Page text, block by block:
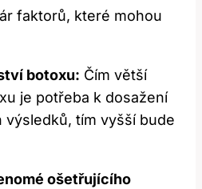
faktorů, které mohou
botoxu: Čím větší
je potřeba k dosažení
výsledků, tím vyšší bude
ošetřujícího